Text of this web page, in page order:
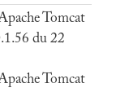
Tomcat
du 22
Tomcat